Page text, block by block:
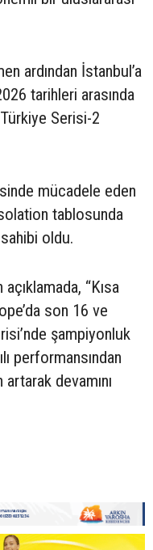
ardından İstanbul’a
tarihleri arasında
Serisi-2
mücadele eden
tablosunda
oldu.
“Kısa
son 16 ve
şampiyonluk
performansından
artarak devamını